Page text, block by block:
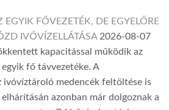
FŐVEZETÉK, DE EGYELŐRE
IVÓVÍZELLÁTÁSA 2026-08-07
kapacitással működik az
fő távvezetéke. A
ivóvíztároló medencék feltöltése is
azonban már dolgoznak a